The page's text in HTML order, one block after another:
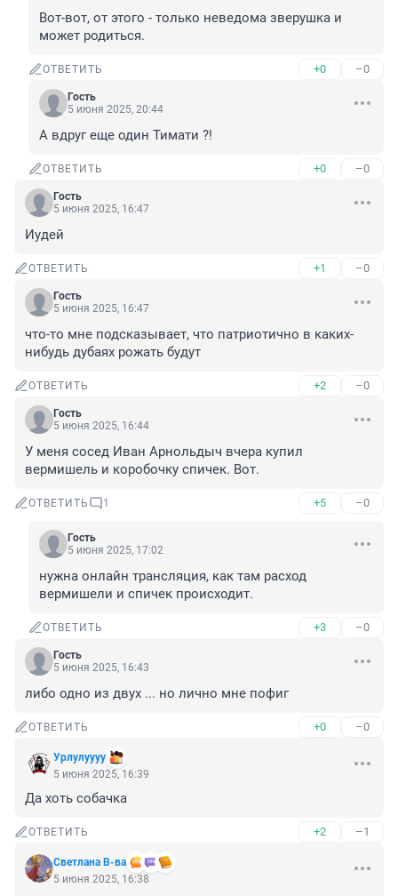
Вот-вот, от этого - только неведома зверушка и
может родиться.
ОТВЕТИТЬ +0 –0
Гость
5 июня 2025, 20:44
А вдруг еще один Тимати ?!
ОТВЕТИТЬ +0 –0
Гость
5 июня 2025, 16:47
Иудей
ОТВЕТИТЬ +1 –0
Гость
5 июня 2025, 16:47
что-то мне подсказывает, что патриотично в каких-
нибудь дубаях рожать будут
ОТВЕТИТЬ +2 –0
Гость
5 июня 2025, 16:44
У меня сосед Иван Арнольдыч вчера купил
вермишель и коробочку спичек. Вот.
ОТВЕТИТЬ 1 +5 –0
Гость
5 июня 2025, 17:02
нужна онлайн трансляция, как там расход
вермишели и спичек происходит.
ОТВЕТИТЬ +3 –0
Гость
5 июня 2025, 16:43
либо одно из двух ... но лично мне пофиг
ОТВЕТИТЬ +0 –0
Урлулуууу
5 июня 2025, 16:39
Да хоть собачка
ОТВЕТИТЬ +2 –1
Светлана В-ва
5 июня 2025, 16:38